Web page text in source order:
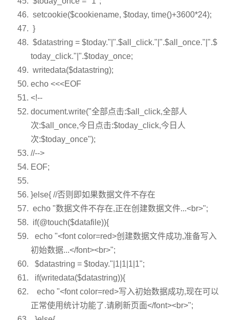
setcookie($cookiename, $today, time()+3600*24);
}
$datastring = $today."|".$all_click."|".$all_once."|".$
today_click."|".$today_once;
writedata($datastring);
echo <<<EOF
<!--
document.write("全部点击:$all_click,全部人
次:$all_once,今日点击:$today_click,今日人
次:$today_once");
//-->
EOF;
}else{ //否则即如果数据文件不存在
echo "数据文件不存在,正在创建数据文件...<br>";
if(@touch($datafile)){
echo "<font color=red>创建数据文件成功,准备写入
初始数据...</font><br>";
$datastring = $today."|1|1|1|1";
if(writedata($datastring)){
echo "<font color=red>写入初始数据成功,现在可以
正常使用统计功能了.请刷新页面</font><br>";